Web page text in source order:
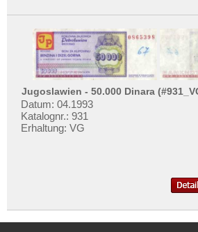
Jugoslawien - 50.000 Dinara
Datum: 04.1993
Katalognr.: 931
Erhaltung: VG